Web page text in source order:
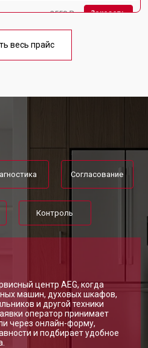
от 2550 ₽ Заказать
от 4750 ₽
от 2550 ₽ Заказать
весь прайс
Согласование
Контроль
центр AEG, когда
машин, духовых шкафов,
и другой техники
оператор принимает
через онлайн-форму,
и подбирает удобное